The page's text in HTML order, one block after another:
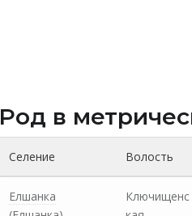
Род в
Селение Волость
Елшанка
Ключищенс